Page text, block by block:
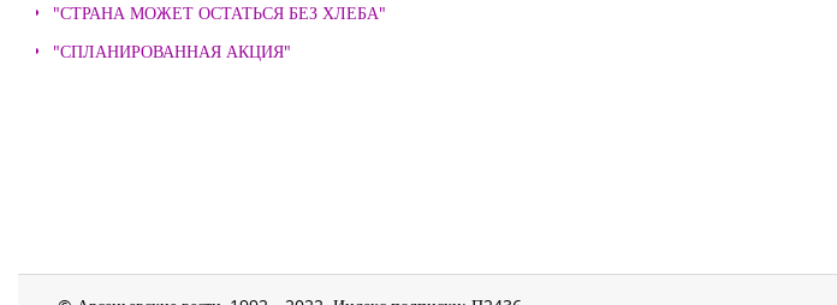
"СТРАНА МОЖЕТ ОСТАТЬСЯ БЕЗ ХЛЕБА"
"СПЛАНИРОВАННАЯ АКЦИЯ"